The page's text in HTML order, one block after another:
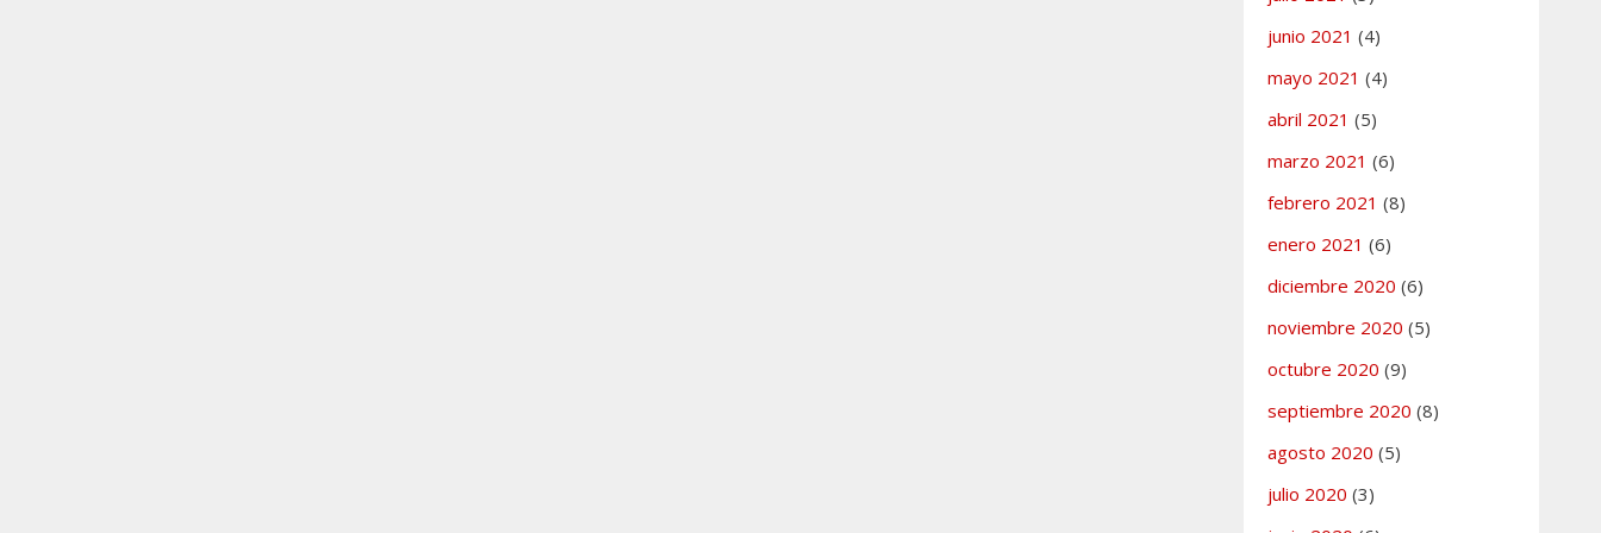
junio 2021 (4)
mayo 2021 (4)
abril 2021 (5)
marzo 2021 (6)
febrero 2021 (8)
enero 2021 (6)
diciembre 2020 (6)
noviembre 2020 (5)
octubre 2020 (9)
septiembre 2020 (8)
agosto 2020 (5)
julio 2020 (3)